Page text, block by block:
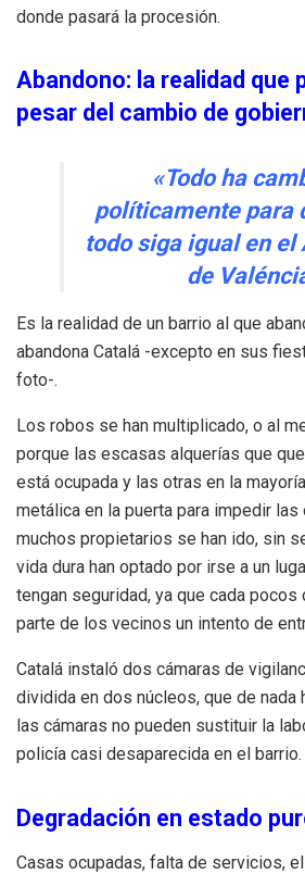
donde pasará la procesión.
Abandono: la realidad que
pesar del cambio de
«Todo ha
políticamente para
todo siga igual en el
de
Es la realidad de un barrio al que
abandona Catalá -excepto en sus
foto-.
Los robos se han multiplicado, o al
porque las escasas alquerías que
está ocupada y las otras en la
metálica en la puerta para impedir las
muchos propietarios se han ido, sin
vida dura han optado por irse a un
tengan seguridad, ya que cada
parte de los vecinos un intento de
Catalá instaló dos cámaras de
dividida en dos núcleos, que de nada
las cámaras no pueden sustituir la
policía casi desaparecida en el barrio.
Degradación en estado
Casas ocupadas, falta de servicios,